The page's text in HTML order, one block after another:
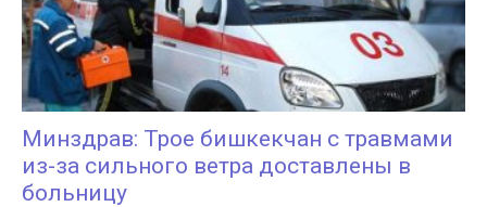
Кыргызстана
Минздрав: Трое бишкекчан с травмами
из-за сильного ветра доставлены в
больницу